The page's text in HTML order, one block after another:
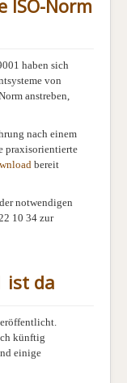
ISO-Norm
haben sich
von
anstreben,
nach einem
praxisorientierte
bereit
notwendigen
10 34 zur
ist da
künftig
einige